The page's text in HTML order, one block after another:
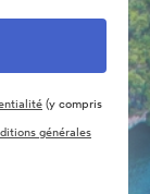
(y compris
générales